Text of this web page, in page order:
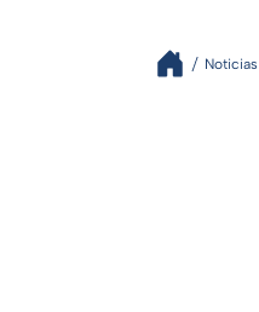
Noticias